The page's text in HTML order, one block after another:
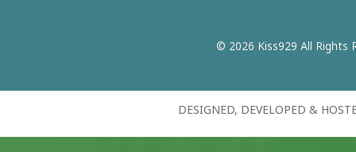
© 2026 Kiss929 All Rights
DESIGNED, DEVELOPED &